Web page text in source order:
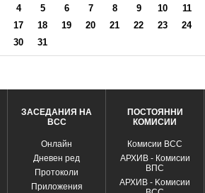
4 5 6 7 8 9 10 11
17 18 19 20 21 22 23 24
30 31
ЗАСЕДАНИЯ НА
ВСС
Oнлайн
Дневен ред
Протоколи
Приложения
ПОСТОЯННИ
КОМИСИИ
Комисии ВСС
АРХИВ - Комисии
ВПС
АРХИВ - Kомисии